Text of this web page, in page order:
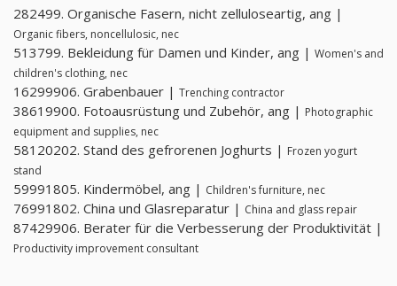
282499. Organische Fasern, nicht zelluloseartig, ang |
Organic fibers, noncellulosic, nec
513799. Bekleidung für Damen und Kinder, ang | Women's and
children's clothing, nec
16299906. Grabenbauer | Trenching contractor
38619900. Fotoausrüstung und Zubehör, ang | Photographic
equipment and supplies, nec
58120202. Stand des gefrorenen Joghurts | Frozen yogurt
stand
59991805. Kindermöbel, ang | Children's furniture, nec
76991802. China und Glasreparatur | China and glass repair
87429906. Berater für die Verbesserung der Produktivität |
Productivity improvement consultant